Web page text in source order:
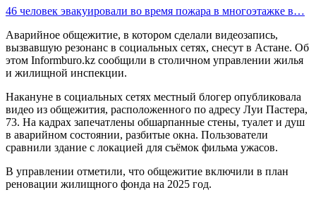
46 человек эвакуировали во время пожара в многоэтажке в…
Аварийное общежитие, в котором сделали видеозапись,
вызвавшую резонанс в социальных сетях, снесут в Астане. Об
этом Informburo.kz сообщили в столичном управлении жилья
и жилищной инспекции.
Накануне в социальных сетях местный блогер опубликовала
видео из общежития, расположенного по адресу Луи Пастера,
73. На кадрах запечатлены обшарпанные стены, туалет и душ
в аварийном состоянии, разбитые окна. Пользователи
сравнили здание с локацией для съёмок фильма ужасов.
В управлении отметили, что общежитие включили в план
реновации жилищного фонда на 2025 год.